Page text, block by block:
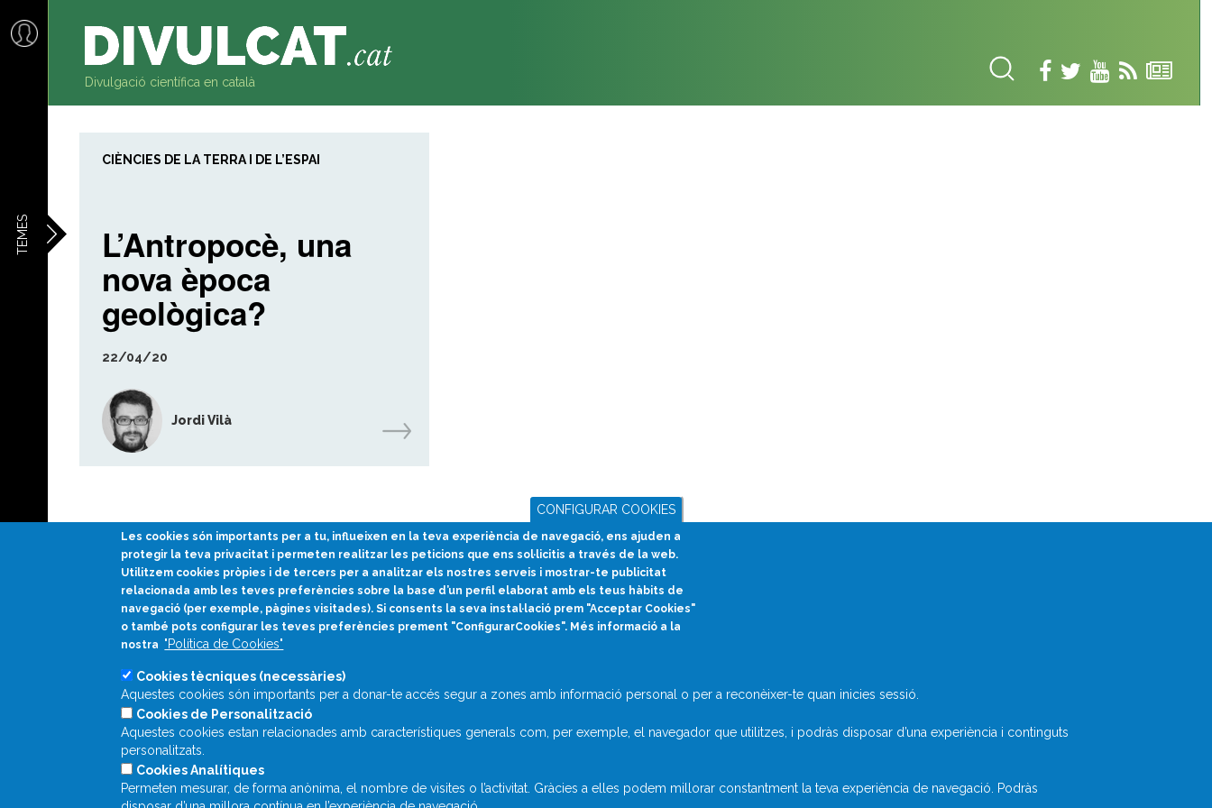
contingut
TEMES
Divulgació científica en català
CIÈNCIES DE LA TERRA I DE L’ESPAI
L’Antropocè, una
nova època
geològica?
22/04/20
Jordi Vilà
Divulgació científica
en català
divulcat@divulcat.cat
(+34) 934 120 030
CONFIGURAR COOKIES
Les cookies són importants per a tu, influeixen en la teva experiència de navegació, ens ajuden a
protegir la teva privacitat i permeten realitzar les peticions que ens sol·licitis a través de la web.
Utilitzem cookies pròpies i de tercers per a analitzar els nostres serveis i mostrar-te publicitat
relacionada amb les teves preferències sobre la base d’un perfil elaborat amb els teus hàbits de
navegació (per exemple, pàgines visitades). Si consents la seva instal·lació prem "Acceptar Cookies"
o també pots configurar les teves preferències prement "ConfigurarCookies". Més informació a la
nostra "Política de Cookies"
Cookies tècniques (necessàries)
Aquestes cookies són importants per a donar-te accés segur a zones amb informació personal o per a reconèixer-te quan inicies sessió.
Cookies de Personalització
Aquestes cookies estan relacionades amb característiques generals com, per exemple, el navegador que utilitzes, i podràs disposar d’una experiència i continguts
personalitzats.
Cookies Analítiques
Permeten mesurar, de forma anònima, el nombre de visites o l’activitat. Gràcies a elles podem millorar constantment la teva experiència de navegació. Podràs